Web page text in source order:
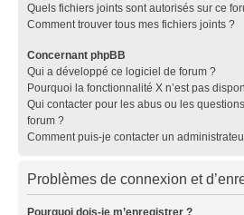
Quels fichiers joints sont autorisés sur ce
Comment trouver tous mes fichiers joints ?
Concernant phpBB
Qui a développé ce logiciel de forum ?
Pourquoi la fonctionnalité X n’est pas
Qui contacter pour les abus ou les
forum ?
Comment puis-je contacter un
Problèmes de connexion et
Pourquoi dois-je m’enregistrer ?